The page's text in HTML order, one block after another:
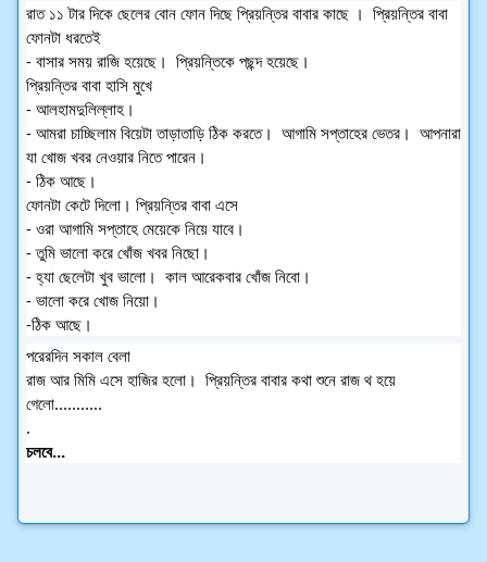
রাত ১১ টার দিকে ছেলের বোন ফোন দিছে প্রিয়ন্তির বাবার কাছে ।  প্রিয়ন্তির বাবা
ফোনটা ধরতেই
- বাসার সময় রাজি হয়েছে।  প্রিয়ন্তিকে পছন্দ হয়েছে।
প্রিয়ন্তির বাবা হাসি মুখে
- আলহামদুলিল্লাহ।
- আমরা চাচ্ছিলাম বিয়েটা তাড়াতাড়ি ঠিক করতে।  আগামি সপ্তাহের ভেতর।  আপনারা
যা খোজ খবর নেওয়ার নিতে পারেন।
- ঠিক আছে।
ফোনটা কেটে দিলো। প্রিয়ন্তির বাবা এসে
- ওরা আগামি সপ্তাহে মেয়েকে নিয়ে যাবে।
- তুমি ভালো করে খোঁজ খবর নিছো।
- হ্যা ছেলেটা খুব ভালো।  কাল আরেকবার খোঁজ নিবো।
- ভালো করে খোজ নিয়ো।
-ঠিক আছে।
পরেরদিন সকাল বেলা
রাজ আর মিমি এসে হাজির হলো।  প্রিয়ন্তির বাবার কথা শুনে রাজ থ হয়ে
গেলো...........
.
চলবে...